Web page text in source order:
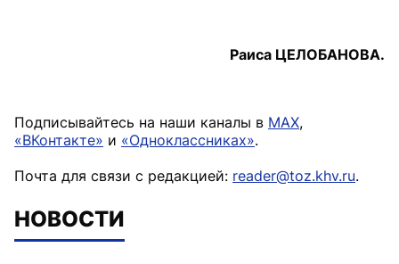
Раиса ЦЕЛОБАНОВА.
Подписывайтесь на наши каналы в MAX,
«ВКонтакте» и «Одноклассниках».
Почта для связи с редакцией: reader@toz.khv.ru.
НОВОСТИ